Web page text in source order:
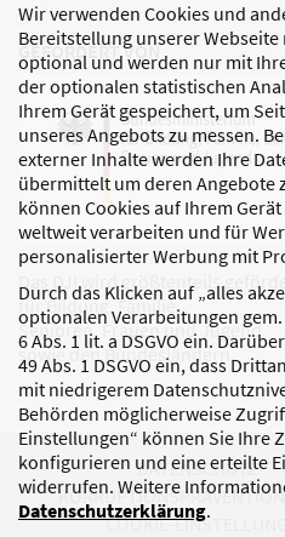
Wir verwenden Cookies und
Bereitstellung unserer
optional und werden nur mit
der optionalen statistischen
Ihrem Gerät gespeichert, um
unseres Angebots zu messen.
externer Inhalte werden Ihre
übermittelt um deren Angebote
können Cookies auf Ihrem
weltweit verarbeiten und für
personalisierter Werbung mit
Durch das Klicken auf „alles
optionalen Verarbeitungen gem.
6 Abs. 1 lit. a DSGVO ein.
49 Abs. 1 DSGVO ein, dass
mit niedrigerem
Behörden möglicherweise
Einstellungen“ können Sie Ihre
konfigurieren und eine erteilte
widerrufen. Weitere
Datenschutzerklärung.
GEFÖRDERT VON
Das DJI wird größtenteils
für Bildung, Familie,
Senioren, Frauen und Jugend
sowie den Bundesländern.
DATENSCHUTZ
KORRUPTIONSPRÄVENTION
COOKIE-